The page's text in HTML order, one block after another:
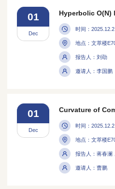
01
Dec
时间：
地点：文萃楼
报告人：刘劭
邀请人：李国鹏
01
Dec
时间：
地点：文萃楼
报告人：蒋春澜
邀请人：曹鹏